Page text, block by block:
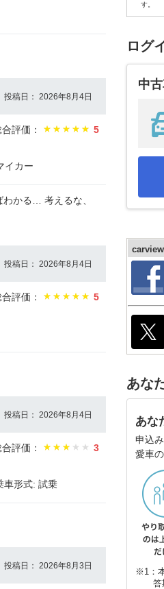
投稿日： 2026年8月4日
評価：
5
イカー
かる… 考えるな、
投稿日： 2026年8月4日
評価：
5
投稿日： 2026年8月4日
評価：
3
車形式: 試乗
投稿日： 2026年8月3日
す。
ログ
中
あな
あな
申込み
愛車
※1：
答